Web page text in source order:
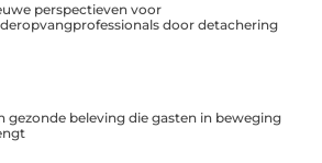
perspectieven voor
door detachering
gezonde beleving die gasten in beweging